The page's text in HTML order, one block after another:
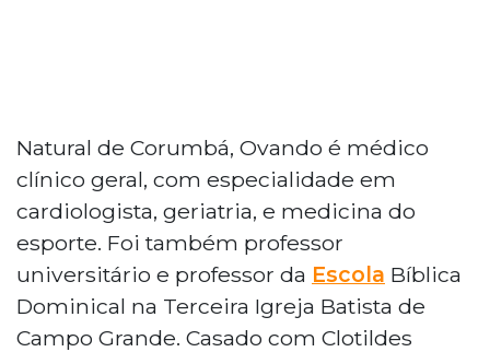
Natural de Corumbá, Ovando é médico
clínico geral, com especialidade em
cardiologista, geriatria, e medicina do
esporte. Foi também professor
universitário e professor da Escola Bíblica
Dominical na Terceira Igreja Batista de
Campo Grande. Casado com Clotildes